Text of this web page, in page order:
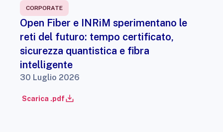
CORPORATE
Open Fiber e INRiM sperimentano le
reti del futuro: tempo certificato,
sicurezza quantistica e fibra
intelligente
30 Luglio 2026
Scarica .pdf